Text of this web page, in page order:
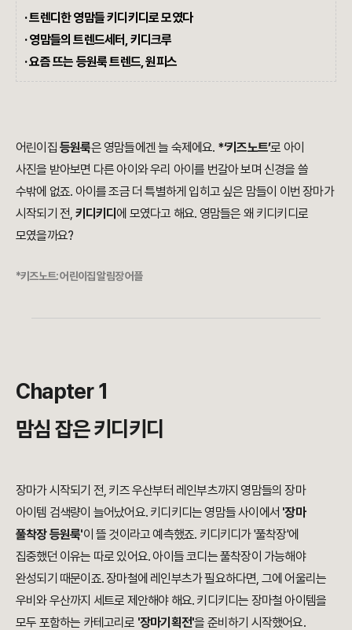
· 트렌디한 영맘들 키디키디로 모였다
· 영맘들의 트렌드세터, 키디크루
· 요즘 뜨는 등원룩 트렌드, 원피스
어린이집 등원룩은 영맘들에겐 늘 숙제에요. *‘키즈노트’로 아이
사진을 받아보면 다른 아이와 우리 아이를 번갈아 보며 신경을 쓸
수밖에 없죠. 아이를 조금 더 특별하게 입히고 싶은 맘들이 이번 장마가
시작되기 전, 키디키디에 모였다고 해요. 영맘들은 왜 키디키디로
모였을까요?
*키즈노트: 어린이집 알림장 어플
Chapter 1
맘심 잡은 키디키디
장마가 시작되기 전, 키즈 우산부터 레인부츠까지 영맘들의 장마
아이템 검색량이 늘어났어요. 키디키디는 영맘들 사이에서 '장마
풀착장 등원룩'이 뜰 것이라고 예측했죠. 키디키디가 '풀착장'에
집중했던 이유는 따로 있어요. 아이들 코디는 풀착장이 가능해야
완성되기 때문이죠. 장마철에 레인부츠가 필요하다면, 그에 어울리는
우비와 우산까지 세트로 제안해야 해요. 키디키디는 장마철 아이템을
모두 포함하는 카테고리로 '장마기획전'을 준비하기 시작했어요.